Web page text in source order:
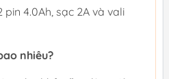
4.0Ah, sạc 2A và vali
nhiêu?